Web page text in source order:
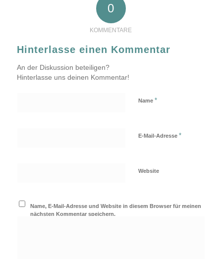
0
KOMMENTARE
Hinterlasse einen Kommentar
An der Diskussion beteiligen?
Hinterlasse uns deinen Kommentar!
Name *
E-Mail-Adresse *
Website
Name, E-Mail-Adresse und Website in diesem Browser für meinen
nächsten Kommentar speichern.